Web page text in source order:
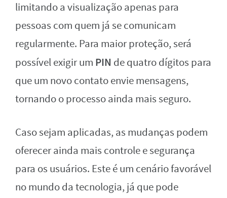
limitando a visualização apenas para
pessoas com quem já se comunicam
regularmente. Para maior proteção, será
possível exigir um PIN de quatro dígitos para
que um novo contato envie mensagens,
tornando o processo ainda mais seguro.
Caso sejam aplicadas, as mudanças podem
oferecer ainda mais controle e segurança
para os usuários. Este é um cenário favorável
no mundo da tecnologia, já que pode